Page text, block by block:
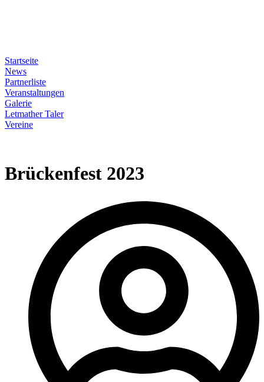
Startseite
News
Partnerliste
Veranstaltungen
Galerie
Letmather Taler
Vereine
Brückenfest 2023